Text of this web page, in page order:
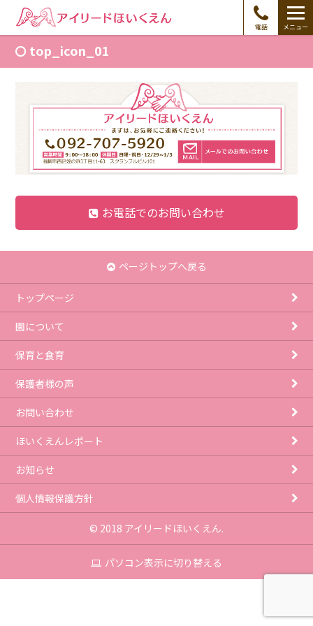
電話 メニュー
top_icon_01
お電話でのお問い合わせ
ページトップへ戻る
トップページ
園について
保育と食育
保護者様の声
お問い合わせ
ほいくえんレポート
お知らせ
個人情報保護方針
© 2018 アイリードほいくえん.
パソコン表示に切り替える